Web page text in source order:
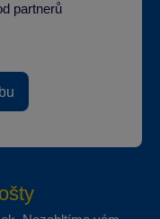
partnerů